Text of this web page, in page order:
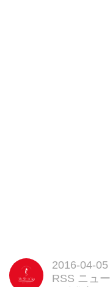
2016-04-05
RSS ニュ